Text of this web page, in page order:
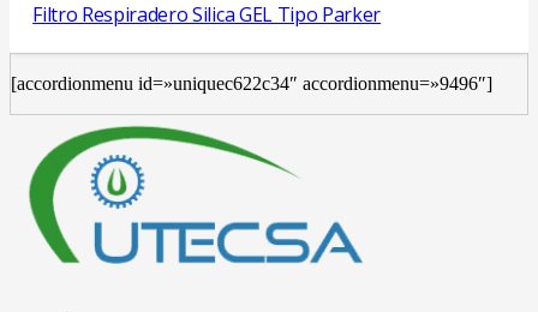
Filtro Respiradero Silica GEL Tipo Parker
[accordionmenu id=»uniquec622c34″ accordionmenu=»9496″]